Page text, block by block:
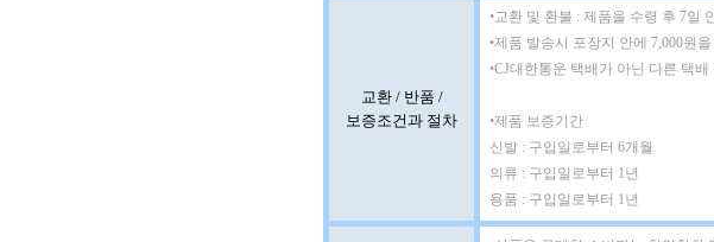
교환 / 반품 /
보증조건과 절차
•교환 및 환불 : 제품을 수령 후 7일
•제품 발송시 포장지 안에 7,000원
•CJ대한통운 택배가 아닌 다른 택
•제품 보증기간
신발 : 구입일로부터 6개월
의류 : 구입일로부터 1년
용품 : 구입일로부터 1년